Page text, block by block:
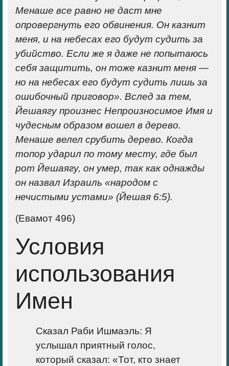
Менаше все равно не даст мне
опровергнуть его обвинения. Он казнит
меня, и на небесах его будут судить за
убийство. Если же я даже не попытаюсь
себя защитить, он тоже казнит меня —
но на небесах его будут судить лишь за
ошибочный приговор». Вслед за тем,
Йешаягу произнес Непро­износимое Имя и
чудесным образом вошел в дерево.
Менаше велел срубить дерево. Когда
топор ударил по тому месту, где был
рот Йешаягу, он умер, так как однажды
он назвал Израиль «на­родом с
нечистыми устами» (Йешая 6:5).
(Евамот 496)
Условия
использования
Имен
Сказал Раби Ишмаэль: Я
услышал при­ятный голос,
который сказал: «Тот, кто знает